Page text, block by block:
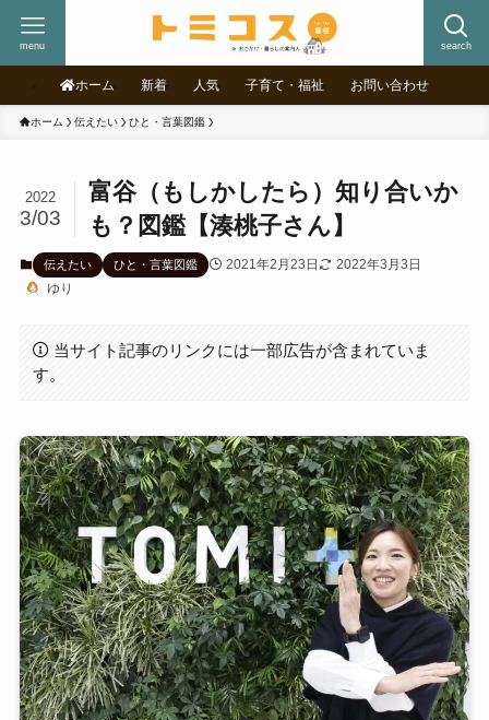
search
menu
ホーム 新着 人気 子育て・福祉 お問い合わせ
ホーム 伝えたい ひと・言葉図鑑
富谷（もしかしたら）知り合いか
も？図鑑【湊桃子さん】
2022
3/03
伝えたい ひと・言葉図鑑 2021年2月23日
2022年3月3日
ゆり
当サイト記事のリンクには一部広告が含まれていま
す。